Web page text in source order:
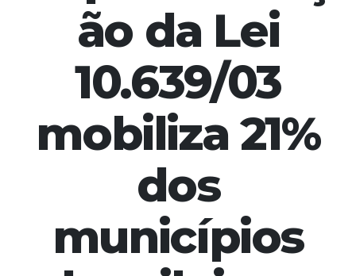
ão da Lei
10.639/03
mobiliza 21%
dos
municípios